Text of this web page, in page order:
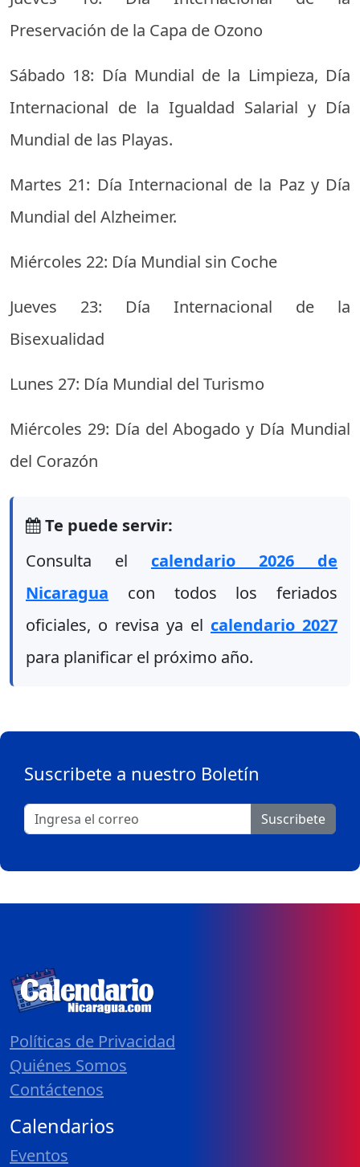
Preservación de la Capa de Ozono
Sábado 18: Día Mundial de la Limpieza, Día
Internacional de la Igualdad Salarial y Día
Mundial de las Playas.
Martes 21: Día Internacional de la Paz y Día
Mundial del Alzheimer.
Miércoles 22: Día Mundial sin Coche
Jueves 23: Día Internacional de la
Bisexualidad
Lunes 27: Día Mundial del Turismo
Miércoles 29: Día del Abogado y Día Mundial
del Corazón
Te puede servir:
Consulta el calendario 2026 de
Nicaragua con todos los feriados
oficiales, o revisa ya el calendario 2027
para planificar el próximo año.
Suscribete a nuestro Boletín
Suscribete
Políticas de Privacidad
Quiénes Somos
Contáctenos
Calendarios
Eventos